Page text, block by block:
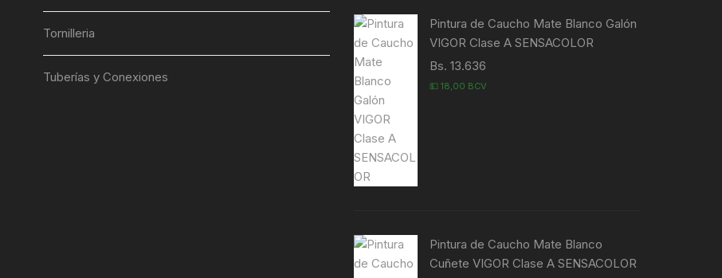
Tornilleria
Tuberías y Conexiones
Pintura de Caucho Mate Blanco Galón
VIGOR Clase A SENSACOLOR
Bs. 13.636
💵 18,00 BCV
Pintura de Caucho Mate Blanco
Cuñete VIGOR Clase A SENSACOLOR